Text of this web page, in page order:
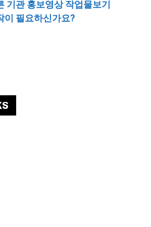
기관 홍보영상 작업물보기
이 필요하신가요?